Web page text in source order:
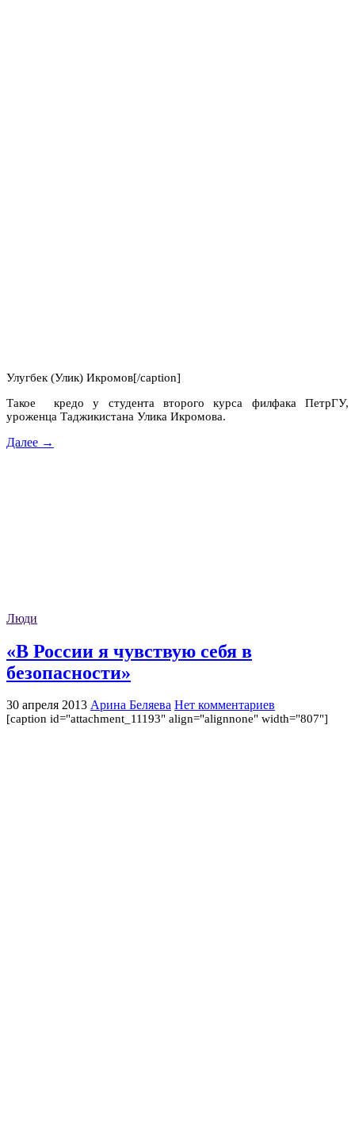
Улугбек (Улик) Икромов[/caption]
Такое кредо у студента второго курса филфака ПетрГУ,
уроженца Таджикистана Улика Икромова.
Далее →
Люди
«В России я чувствую себя в
безопасности»
30 апреля 2013 Арина Беляева Нет комментариев
[caption id="attachment_11193" align="alignnone" width="807"]